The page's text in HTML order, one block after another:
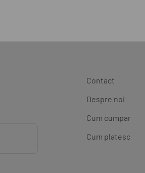
Contact
Despre noi
Cum cumpar
Cum platesc